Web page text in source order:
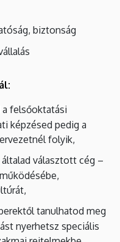
biztonság
felsőoktatási
képzésed pedig a
folyik,
választott cég –
tanulhatod meg
nyerhetsz speciális